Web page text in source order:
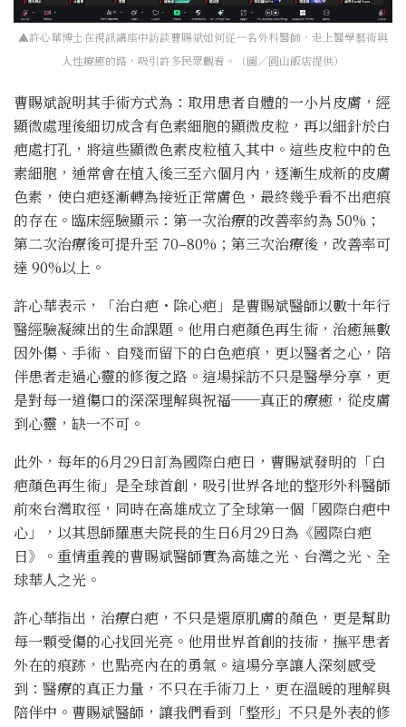
▲許心華博士在視訊講座中訪談曹賜斌如何從一名外科醫師，走上醫學藝術與
人性療癒的路，吸引許多民眾觀看。（圖／圓山飯店提供）
曹賜斌說明其手術方式為：取用患者自體的一小片皮膚，經
顯微處理後細切成含有色素細胞的顯微皮粒，再以細針於白
疤處打孔，將這些顯微色素皮粒植入其中。這些皮粒中的色
素細胞，通常會在植入後三至六個月內，逐漸生成新的皮膚
色素，使白疤逐漸轉為接近正常膚色，最終幾乎看不出疤痕
的存在。臨床經驗顯示：第一次治療的改善率約為 50%；
第二次治療後可提升至 70–80%；第三次治療後，改善率可
達 90%以上。
許心華表示，「治白疤・除心疤」是曹賜斌醫師以數十年行
醫經驗凝練出的生命課題。他用白疤顏色再生術，治癒無數
因外傷、手術、自殘而留下的白色疤痕，更以醫者之心，陪
伴患者走過心靈的修復之路。這場採訪不只是醫學分享，更
是對每一道傷口的深深理解與祝福──真正的療癒，從皮膚
到心靈，缺一不可。
此外，每年的6月29日訂為國際白疤日，曹賜斌發明的「白
疤顏色再生術」是全球首創，吸引世界各地的整形外科醫師
前來台灣取徑，同時在高雄成立了全球第一個「國際白疤中
心」，以其恩師羅惠夫院長的生日6月29日為《國際白疤
日》。重情重義的曹賜斌醫師實為高雄之光、台灣之光、全
球華人之光。
許心華指出，治療白疤，不只是還原肌膚的顏色，更是幫助
每一顆受傷的心找回光亮。他用世界首創的技術，撫平患者
外在的痕跡，也點亮內在的勇氣。這場分享讓人深刻感受
到：醫療的真正力量，不只在手術刀上，更在溫暖的理解與
陪伴中。曹賜斌醫師，讓我們看到「整形」不只是外表的修